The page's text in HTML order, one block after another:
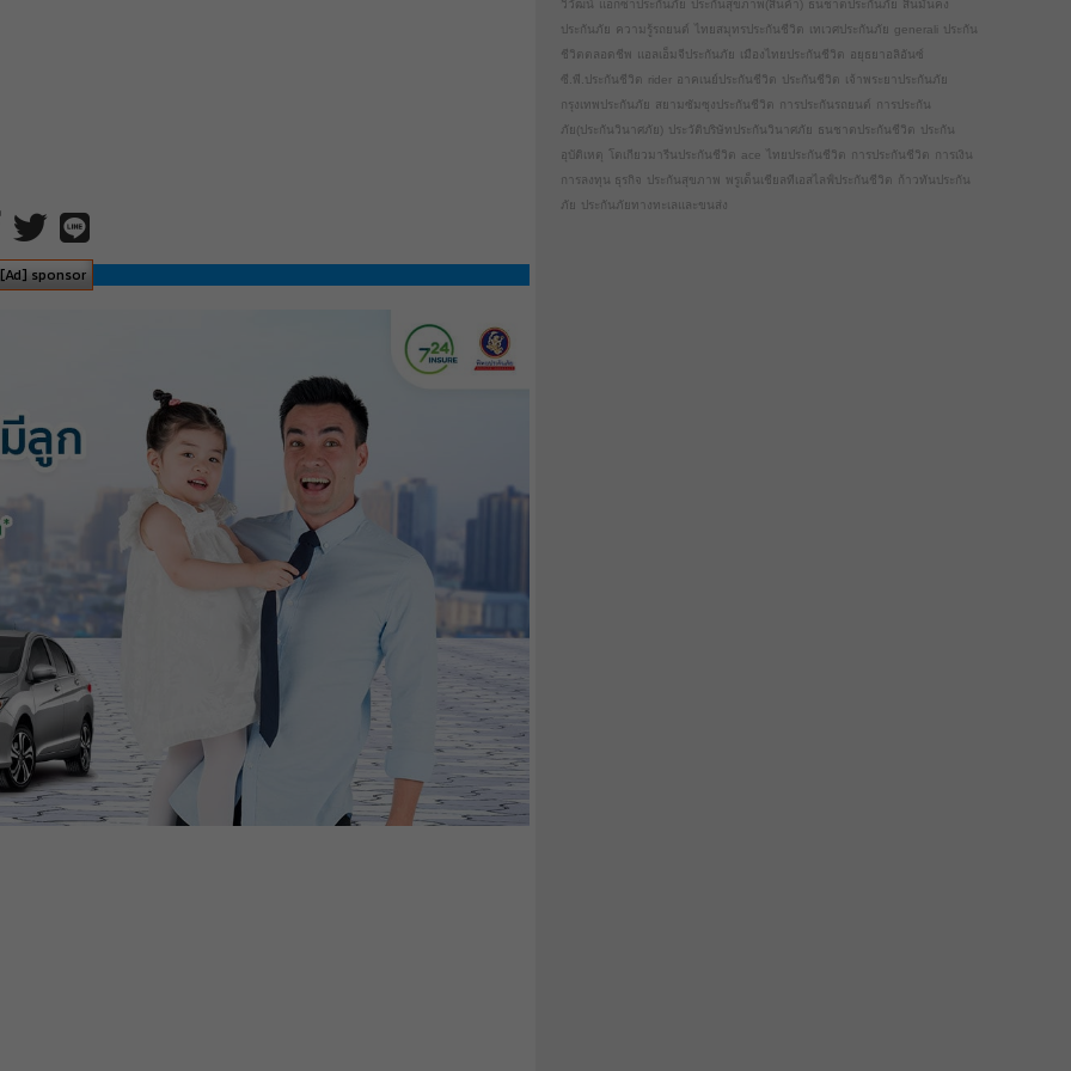
sponsor
วิวัฒน์ แอกซ่าประกันภัย ประกันสุขภาพ(สินค้า) ธนชาตประกันภัย สินมั่นคง
ประกันภัย ความรู้รถยนต์ ไทยสมุทรประกันชีวิต เทเวศประกันภัย generali
ประกัน
ชีวิตตลอดชีพ แอลเอ็มจีประกันภัย เมืองไทยประกันชีวิต อยุธยาอลิอันซ์
ซี.พี.ประกันชีวิต rider อาคเนย์ประกันชีวิต ประกันชีวิต เจ้าพระยาประกันภัย
กรุงเทพประกันภัย สยามซัมซุงประกันชีวิต การประกันรถยนต์
การประกัน
ภัย(ประกันวินาศภัย) ประวัติบริษัทประกันวินาศภัย ธนชาตประกันชีวิต ประกัน
อุบัติเหตุ
โตเกียวมารีนประกันชีวิต ace ไทยประกันชีวิต การประกันชีวิต การเงิน
การลงทุน ธุรกิจ ประกันสุขภาพ พรูเด็นเชียลทีเอสไลฟ์ประกันชีวิต ก้าวทันประกัน
ภัย ประกันภัยทางทะเลและขนส่ง